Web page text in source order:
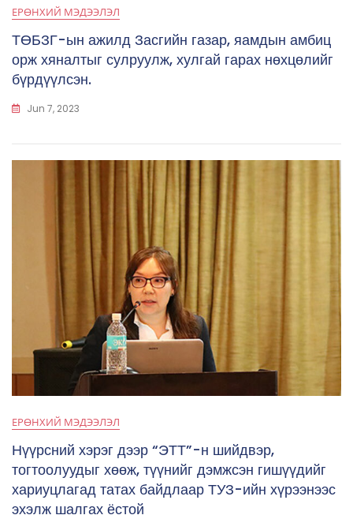
ЕРӨНХИЙ МЭДЭЭЛЭЛ
ТӨБЗГ-ын ажилд Засгийн газар, яамдын амбиц
орж хяналтыг сулруулж, хулгай гарах нөхцөлийг
бүрдүүлсэн.
Jun 7, 2023
ЕРӨНХИЙ МЭДЭЭЛЭЛ
Нүүрсний хэрэг дээр “ЭТТ”-н шийдвэр,
тогтоолуудыг хөөж, түүнийг дэмжсэн гишүүдийг
хариуцлагад татах байдлаар ТУЗ-ийн хүрээнээс
эхэлж шалгах ёстой